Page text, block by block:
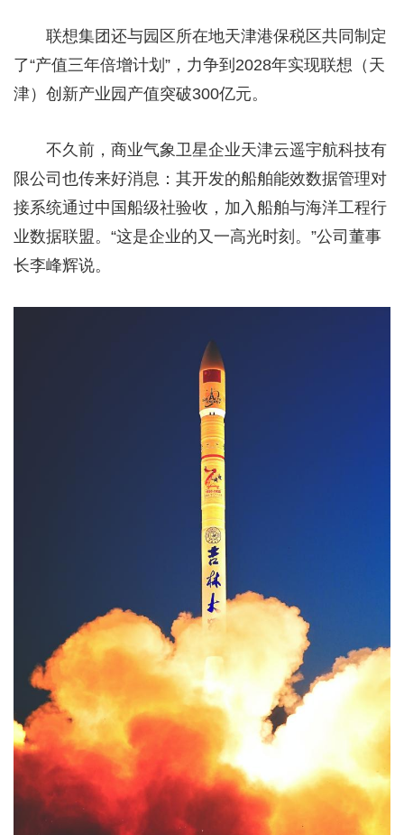
联想集团还与园区所在地天津港保税区共同制定
了“产值三年倍增计划”，力争到2028年实现联想（天
津）创新产业园产值突破300亿元。
不久前，商业气象卫星企业天津云遥宇航科技有
限公司也传来好消息：其开发的船舶能效数据管理对
接系统通过中国船级社验收，加入船舶与海洋工程行
业数据联盟。“这是企业的又一高光时刻。”公司董事
长李峰辉说。